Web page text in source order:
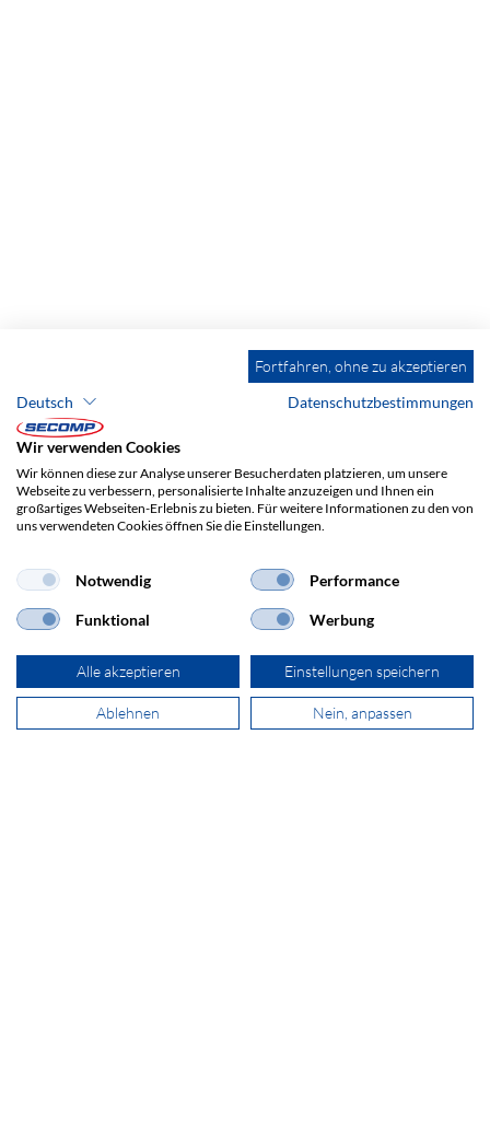
SECOMP AG
Grindelstrasse 6
Fortfahren, ohne zu akzeptieren
Deutsch
Datenschutzbestimmungen
Wir verwenden Cookies
Wir können diese zur Analyse unserer Besucherdaten platzieren, um unsere
Webseite zu verbessern, personalisierte Inhalte anzuzeigen und Ihnen ein
großartiges Webseiten-Erlebnis zu bieten. Für weitere Informationen zu den von
uns verwendeten Cookies öffnen Sie die Einstellungen.
Notwendig Performance
Funktional Werbung
Alle akzeptieren Einstellungen speichern
Ablehnen Nein, anpassen